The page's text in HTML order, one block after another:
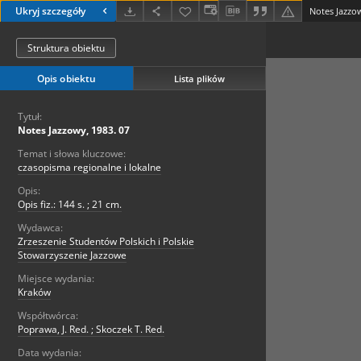
Ukryj szczegóły Notes
Struktura obiektu
Opis obiektu Lista plików
Tytuł:
Notes Jazzowy, 1983. 07
Temat i słowa kluczowe:
czasopisma regionalne i lokalne
Opis:
Opis fiz.: 144 s. ; 21 cm.
Wydawca:
Zrzeszenie Studentów Polskich i Polskie
Stowarzyszenie Jazzowe
Miejsce wydania:
Kraków
Współtwórca:
Poprawa, J. Red. ; Skoczek T. Red.
Data wydania: